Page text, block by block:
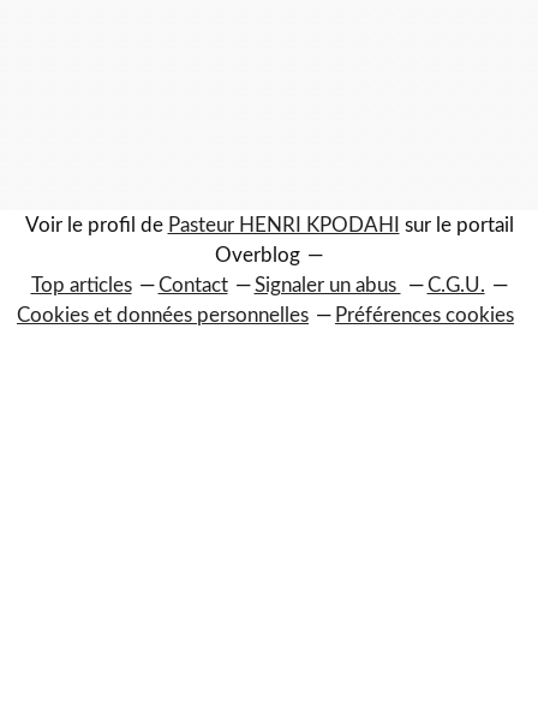
Voir le profil de Pasteur HENRI KPODAHI
sur le portail
Overblog
Top articles
Contact Signaler un abus
C.G.U.
Cookies et données personnelles
Préférences cookies